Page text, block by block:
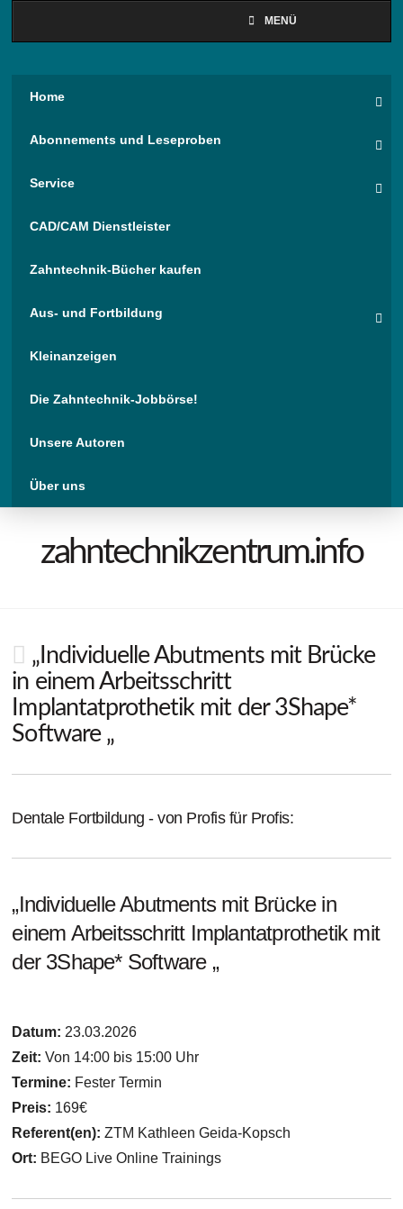
MENÜ
Home
Abonnements und Leseproben
Service
CAD/CAM Dienstleister
Zahntechnik-Bücher kaufen
Aus- und Fortbildung
Kleinanzeigen
Die Zahntechnik-Jobbörse!
Unsere Autoren
Über uns
zahntechnikzentrum.info
„Individuelle Abutments mit Brücke
in einem Arbeitsschritt
Implantatprothetik mit der 3Shape*
Software „
Dentale Fortbildung - von Profis für Profis:
„Individuelle Abutments mit Brücke in
einem Arbeitsschritt Implantatprothetik mit
der 3Shape* Software „
Datum: 23.03.2026
Zeit: Von 14:00 bis 15:00 Uhr
Termine: Fester Termin
Preis: 169€
Referent(en):ZTM Kathleen Geida-Kopsch
Ort: BEGO Live Online Trainings